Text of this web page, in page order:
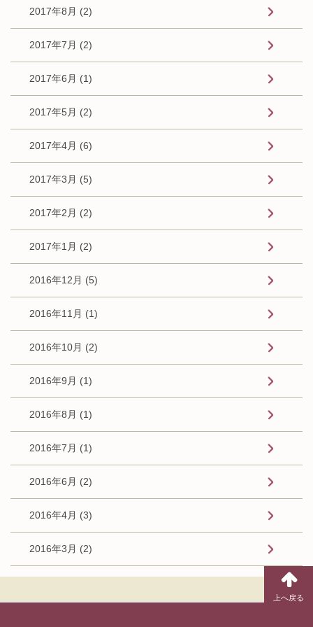
2017年8月 (2)
2017年7月 (2)
2017年6月 (1)
2017年5月 (2)
2017年4月 (6)
2017年3月 (5)
2017年2月 (2)
2017年1月 (2)
2016年12月 (5)
2016年11月 (1)
2016年10月 (2)
2016年9月 (1)
2016年8月 (1)
2016年7月 (1)
2016年6月 (2)
2016年4月 (3)
2016年3月 (2)